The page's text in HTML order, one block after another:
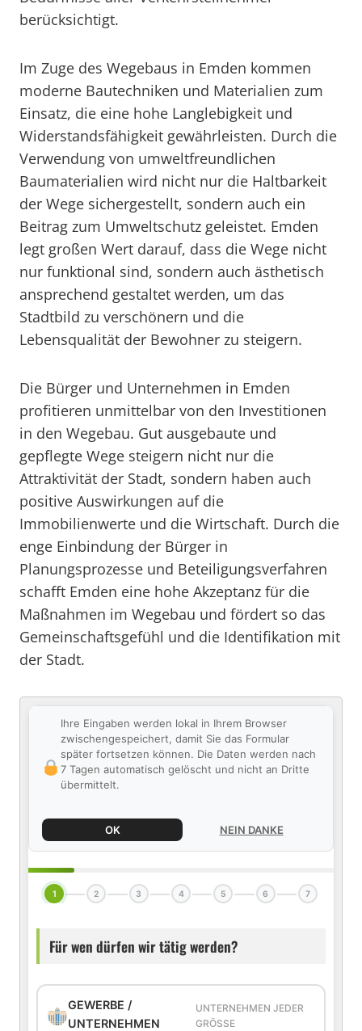
berücksichtigt.
Im Zuge des Wegebaus in Emden kommen
moderne Bautechniken und Materialien zum
Einsatz, die eine hohe Langlebigkeit und
Widerstandsfähigkeit gewährleisten. Durch die
Verwendung von umweltfreundlichen
Baumaterialien wird nicht nur die Haltbarkeit
der Wege sichergestellt, sondern auch ein
Beitrag zum Umweltschutz geleistet. Emden
legt großen Wert darauf, dass die Wege nicht
nur funktional sind, sondern auch ästhetisch
ansprechend gestaltet werden, um das
Stadtbild zu verschönern und die
Lebensqualität der Bewohner zu steigern.
Die Bürger und Unternehmen in Emden
profitieren unmittelbar von den Investitionen
in den Wegebau. Gut ausgebaute und
gepflegte Wege steigern nicht nur die
Attraktivität der Stadt, sondern haben auch
positive Auswirkungen auf die
Immobilienwerte und die Wirtschaft. Durch die
enge Einbindung der Bürger in
Planungsprozesse und Beteiligungsverfahren
schafft Emden eine hohe Akzeptanz für die
Maßnahmen im Wegebau und fördert so das
Gemeinschaftsgefühl und die Identifikation mit
der Stadt.
Ihre Eingaben werden lokal in Ihrem Browser
zwischengespeichert, damit Sie das Formular
später fortsetzen können. Die Daten werden nach
7 Tagen automatisch gelöscht und nicht an Dritte
übermittelt.
OK NEIN DANKE
1 2 3 4 5 6 7
Für wen dürfen wir tätig werden?
GEWERBE /
UNTERNEHMEN
UNTERNEHMEN JEDER
GRÖSSE